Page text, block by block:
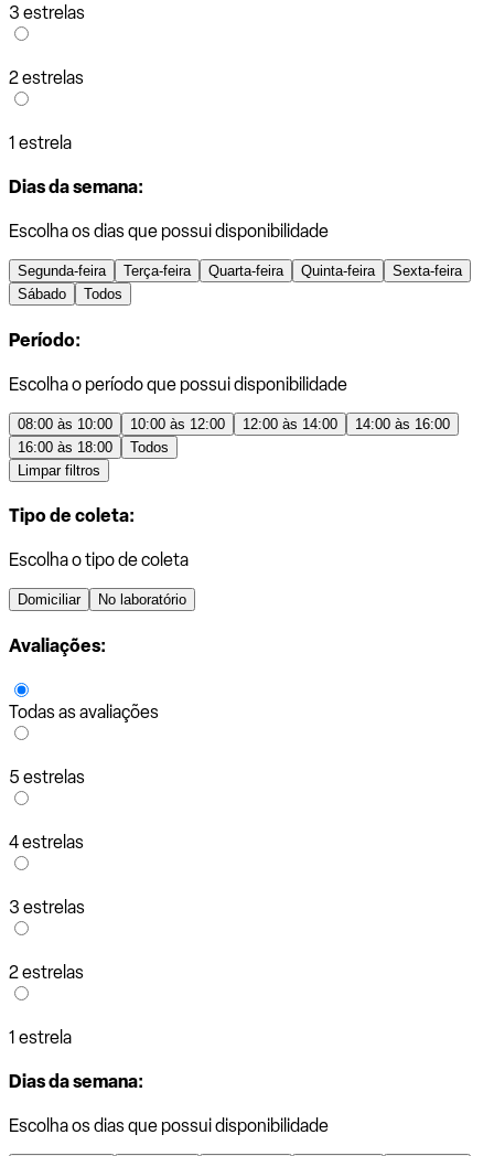
3 estrelas
2 estrelas
1 estrela
Dias da semana:
Escolha os dias que possui disponibilidade
Segunda-feira Terça-feira Quarta-feira Quinta-feira
Sexta-feira
Sábado
Todos
Período:
Escolha o período que possui disponibilidade
08:00 às 10:00 10:00 às 12:00 12:00 às 14:00
14:00 às 16:00
16:00 às 18:00
Todos
Limpar filtros
Tipo de coleta:
Escolha o tipo de coleta
Domiciliar No laboratório
Avaliações:
Todas as avaliações
5 estrelas
4 estrelas
3 estrelas
2 estrelas
1 estrela
Dias da semana:
Escolha os dias que possui disponibilidade